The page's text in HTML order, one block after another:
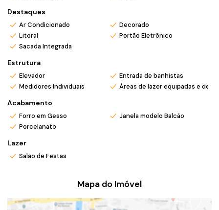
Destaques
Ar Condicionado
Decorado
Litoral
Portão Eletrônico
Sacada Integrada
Estrutura
Elevador
Entrada de banhistas
Medidores Individuais
Áreas de lazer equipadas e
Acabamento
Forro em Gesso
Janela modelo Balcão
Porcelanato
Lazer
Salão de Festas
Mapa do Imóvel